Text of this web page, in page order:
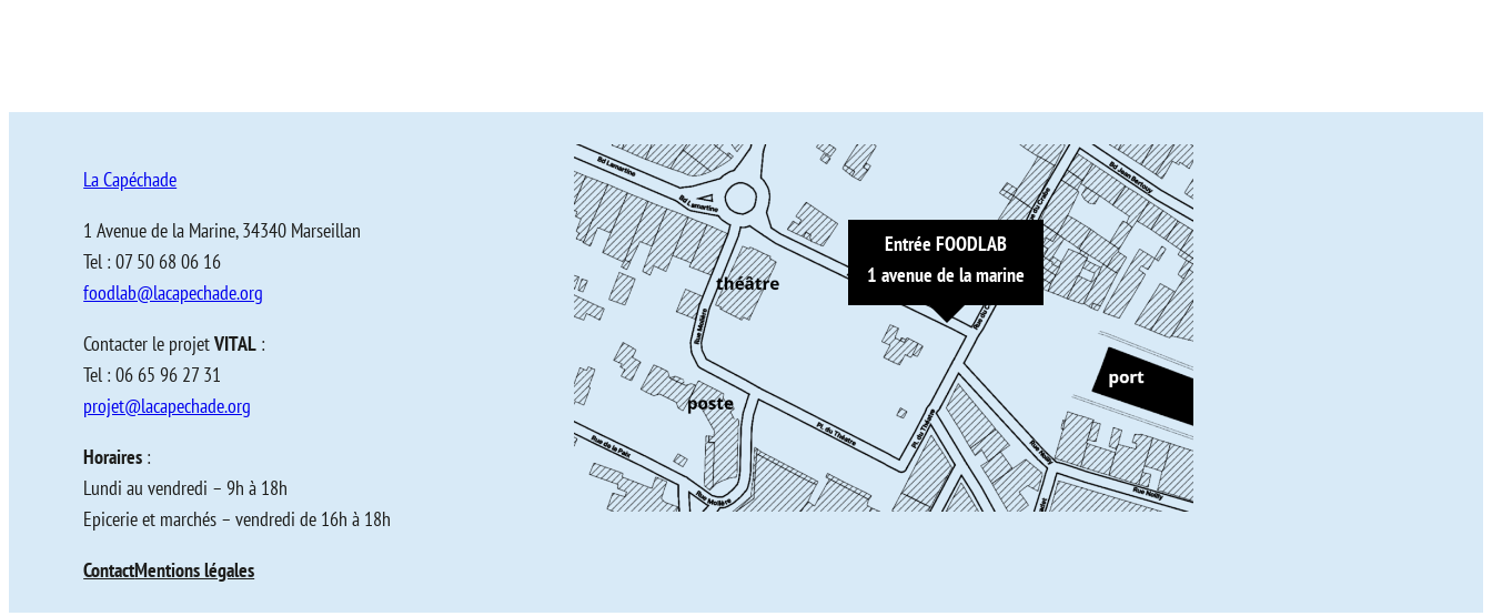
La Capéchade
1 Avenue de la Marine, 34340 Marseillan
Tel : 07 50 68 06 16
foodlab@lacapechade.org
Contacter le projetVITAL :
Tel : 06 65 96 27 31
projet@lacapechade.org
Horaires :
Lundi au vendredi – 9h à 18h
Epicerie et marchés – vendredi de 16h à 18h
ContactMentions légales
Entrée FOODLAB
1 avenue de la marine